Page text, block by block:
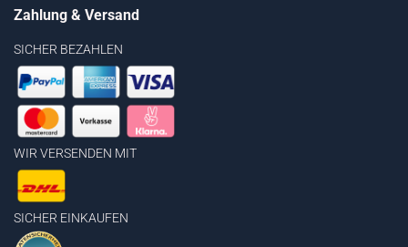
Zahlung & Versand
SICHER BEZAHLEN
WIR VERSENDEN MIT
SICHER EINKAUFEN